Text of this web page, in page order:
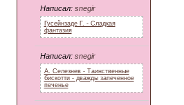
Написал: snegir
Гусейнзаде Г. - Сладкая
фантазия
Написал: snegir
А. Селезнев - Таинственные
бискотти - дважды запеченное
печенье